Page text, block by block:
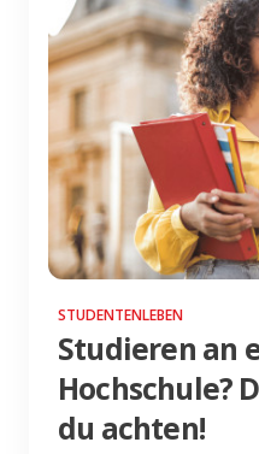
STUDENTENLEBEN
Studieren an
Hochschule?
du achten!